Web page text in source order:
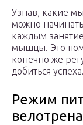
Узнав, какие
можно
каждым
мышцы. Это
конечно же
добиться успеха.
Режим